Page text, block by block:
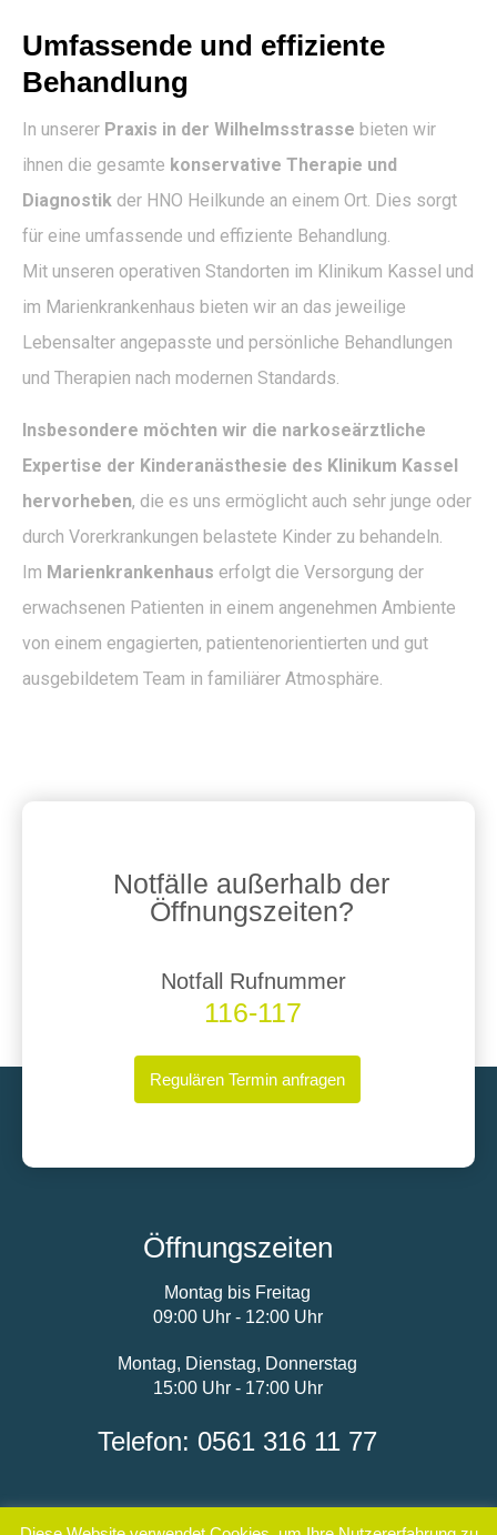
Umfassende und effiziente
Behandlung
In unserer Praxis in der Wilhelmsstrasse bieten wir
ihnen die gesamte konservative Therapie und
Diagnostik der HNO Heilkunde an einem Ort. Dies sorgt
für eine umfassende und effiziente Behandlung.
Mit unseren operativen Standorten im Klinikum Kassel und
im Marienkrankenhaus bieten wir an das jeweilige
Lebensalter angepasste und persönliche Behandlungen
und Therapien nach modernen Standards.
Insbesondere möchten wir die narkoseärztliche
Expertise der Kinderanästhesie des Klinikum Kassel
hervorheben, die es uns ermöglicht auch sehr junge oder
durch Vorerkrankungen belastete Kinder zu behandeln.
Im Marienkrankenhaus erfolgt die Versorgung der
erwachsenen Patienten in einem angenehmen Ambiente
von einem engagierten, patientenorientierten und gut
ausgebildetem Team in familiärer Atmosphäre.
Notfälle außerhalb der
Öffnungszeiten?
Notfall Rufnummer
116-117
Regulären Termin anfragen
Öffnungszeiten
Montag bis Freitag
09:00 Uhr - 12:00 Uhr
Montag, Dienstag, Donnerstag
15:00 Uhr - 17:00 Uhr
Telefon: 0561 316 11 77